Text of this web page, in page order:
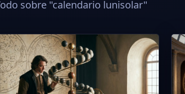
sobre "calendario lunisolar"